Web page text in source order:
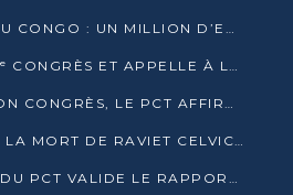
ENTREPRENEURIAT AU CONGO : UN MILLION D’EUROS POUR FINANCER LES STARTUPS DÈS 2026
LE PCT OUVRE SON 6ᵉ CONGRÈS ET APPELLE À LA CANDIDATURE DE DENIS SASSOU NGUESSO
À TROIS JOURS DE SON CONGRÈS, LE PCT AFFIRME AVOIR ATTEINT TOUS SES OBJECTIFS
CE QUE L’ON SAIT DE LA MORT DE RAVIET CELVIC N’TSIANTSIE
LE COMITÉ CENTRAL DU PCT VALIDE LE RAPPORT DU CONGRÈS ET SOUTIENT DENIS SASSOU N’GUESSO